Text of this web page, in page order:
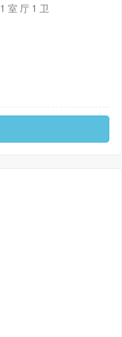
1 室 厅 1 卫